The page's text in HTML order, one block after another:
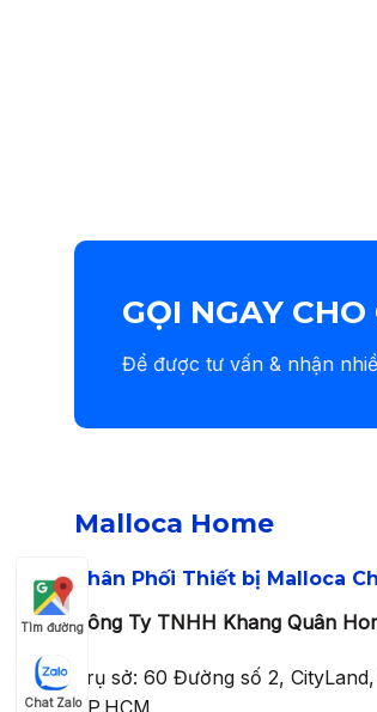
GỌI NGAY
Để được tư vấn & nhận
Malloca Home
Phân Phối Thiết bị Malloca
Công Ty TNHH Khang Quân
Trụ sở: 60 Đường số 2,
Tìm đường
Chat Zalo